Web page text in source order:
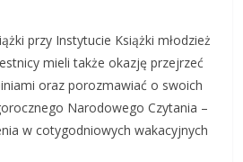
przy Instytucie Książki młodzież
mieli także okazję przejrzeć
oraz porozmawiać o swoich
Narodowego Czytania –
w cotygodniowych wakacyjnych